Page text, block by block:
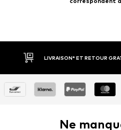
LIVRAISON* ET RETOUR
Ne